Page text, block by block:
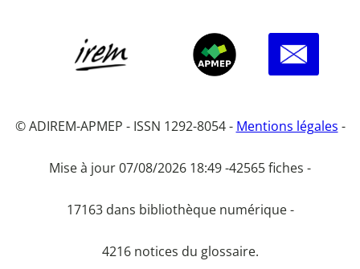
© ADIREM-APMEP - ISSN 1292-8054 - Mentions légales -
Mise à jour 07/08/2026 18:49 -42565 fiches -
17163 dans bibliothèque numérique -
4216 notices du glossaire.